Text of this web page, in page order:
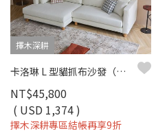
擇木深耕
卡洛琳 L 型貓抓布沙發（左右型）｜耐磨防潑水 × 可拆洗布套 × 親子寵物首選 – 擇木深耕
NT$45,800
( USD 1,374 )
擇木深耕專區結帳再享9折